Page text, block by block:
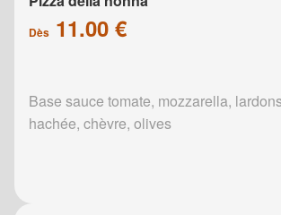
Dès 11.00 €
Base sauce tomate, mozzarella,
hachée, chèvre, olives